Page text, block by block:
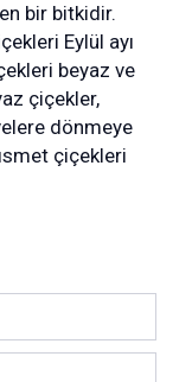
bir bitkidir.
Eylül ayı
beyaz ve
çiçekler,
dönmeye
çiçekleri